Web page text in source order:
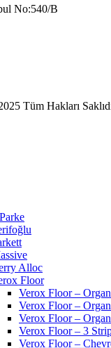
No:540/B
Tüm Hakları
Alloc
Floor
Verox Floor –
Verox Floor –
Verox Floor –
Verox Floor – 3
Verox Floor –